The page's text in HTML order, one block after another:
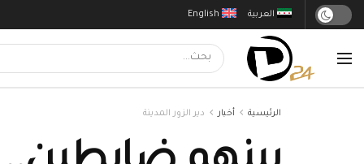
English العربية
الرئيسية أخبار دير الزور المدينة